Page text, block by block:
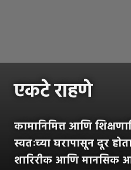
एकटे राहणे
कामानिमित्त आणि
स्वतःच्या घरापासून दूर
शारिरीक आणि मानसिक